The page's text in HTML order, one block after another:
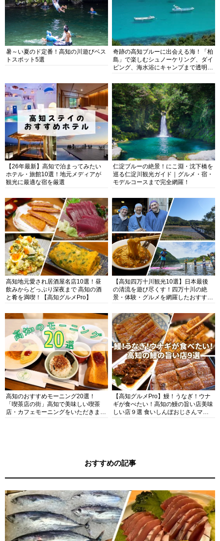
暑～い夏のド定番！高知の川遊びベス
トスポット5選
奇跡の高知ブルーに出会える海！「柏
島」で楽しむシュノーケリング、ダイ
ビング、海水浴にキャンプまで透明度
【26年最新】高知で泊まってみたい
ホテル・旅館10選！地元メディアが
観光に最適な宿を厳選
仁淀ブルーの絶景！にこ淵・沈下橋を
巡る仁淀川観光ガイド｜グルメ・宿・
モデルコースまで完全網羅！
高知地元愛され居酒屋名店10選！昼
飲みからどっぷり深夜まで 高知の酒
と肴を満喫！【高知グルメPro】
【高知四万十川観光10選】日本最後
の清流を遊び尽くす！四万十川の絶
景・体験・グルメを網羅したおすすめ
高知のおすすめモーニング20選！
「喫茶店の街」高知で美味しい喫茶
店・カフェモーニングをいただきま
【高知グルメPro】鰻！うなぎ！ウナ
ギが食べたい！高知の鰻の旨い店美味
しい店９選 食いしんぼおじさんマッ
おすすめの記事